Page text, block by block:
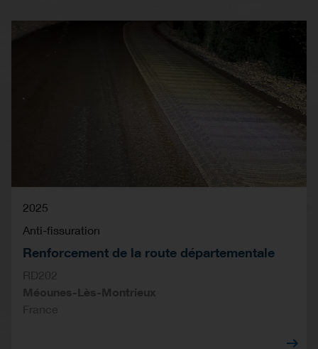
2025
Anti-fissuration
Renforcement de la route départementale
RD202
Méounes-Lès-Montrieux
France